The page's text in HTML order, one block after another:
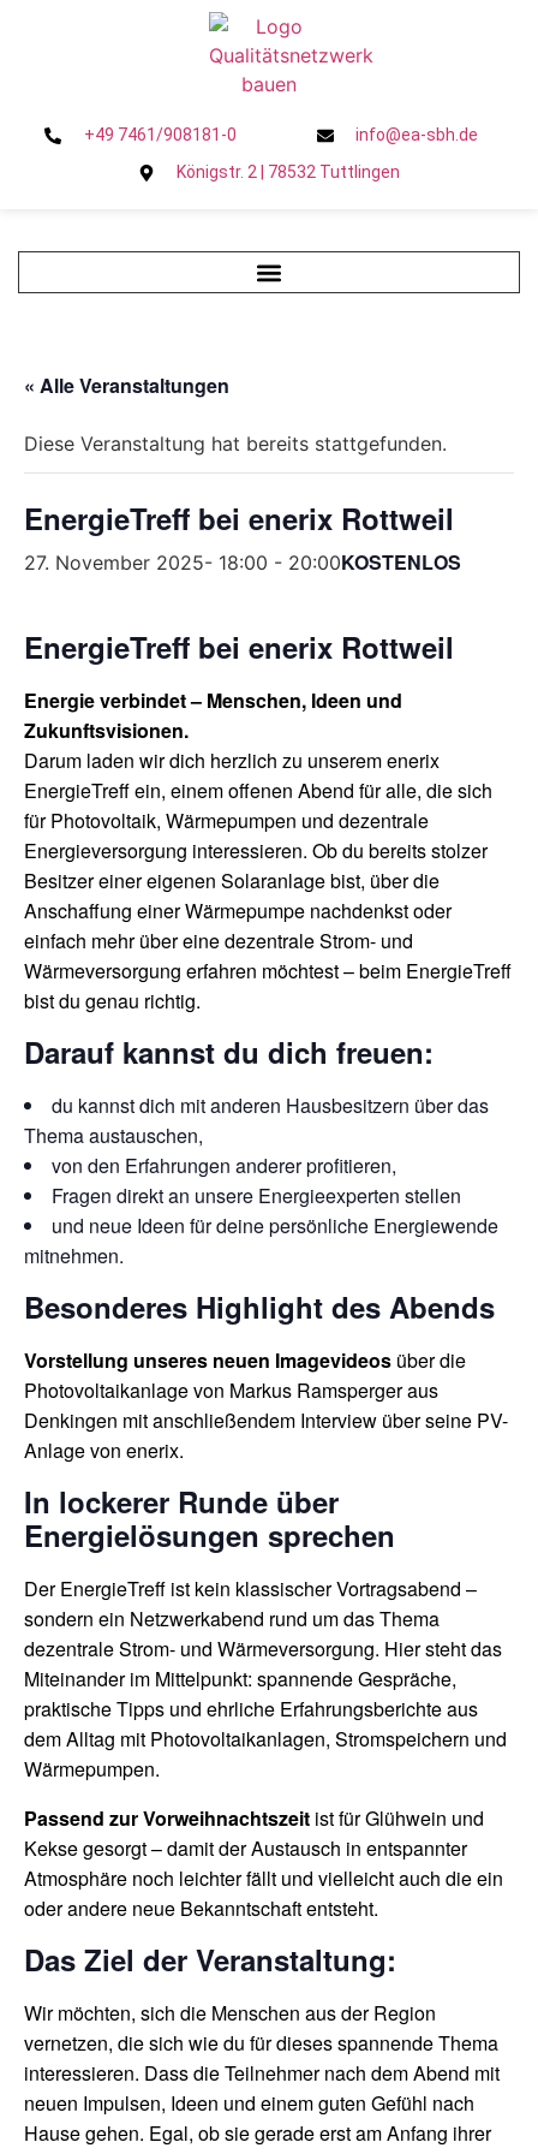
+49 7461/908181-0
info@ea-sbh.de
Königstr. 2 | 78532 Tuttlingen
« Alle Veranstaltungen
Diese Veranstaltung hat bereits stattgefunden.
EnergieTreff bei enerix Rottweil
27. November 2025- 18:00 - 20:00KOSTENLOS
EnergieTreff bei enerix Rottweil
Energie verbindet – Menschen, Ideen und
Zukunftsvisionen.
Darum laden wir dich herzlich zu unserem enerix
EnergieTreff ein, einem offenen Abend für alle, die sich
für Photovoltaik, Wärmepumpen und dezentrale
Energieversorgung interessieren. Ob du bereits stolzer
Besitzer einer eigenen Solaranlage bist, über die
Anschaffung einer Wärmepumpe nachdenkst oder
einfach mehr über eine dezentrale Strom- und
Wärmeversorgung erfahren möchtest – beim EnergieTreff
bist du genau richtig.
Darauf kannst du dich freuen:
du kannst dich mit anderen Hausbesitzern über das
Thema austauschen,
von den Erfahrungen anderer profitieren,
Fragen direkt an unsere Energieexperten stellen
und neue Ideen für deine persönliche Energiewende
mitnehmen.
Besonderes Highlight des Abends
Vorstellung unseres neuen Imagevideos über die
Photovoltaikanlage von Markus Ramsperger aus
Denkingen mit anschließendem Interview über seine PV-
Anlage von enerix.
In lockerer Runde über
Energielösungen sprechen
Der EnergieTreff ist kein klassischer Vortragsabend –
sondern ein Netzwerkabend rund um das Thema
dezentrale Strom- und Wärmeversorgung. Hier steht das
Miteinander im Mittelpunkt: spannende Gespräche,
praktische Tipps und ehrliche Erfahrungsberichte aus
dem Alltag mit Photovoltaikanlagen, Stromspeichern und
Wärmepumpen.
Passend zur Vorweihnachtszeit ist für Glühwein und
Kekse gesorgt – damit der Austausch in entspannter
Atmosphäre noch leichter fällt und vielleicht auch die ein
oder andere neue Bekanntschaft entsteht.
Das Ziel der Veranstaltung:
Wir möchten, sich die Menschen aus der Region
vernetzen, die sich wie du für dieses spannende Thema
interessieren. Dass die Teilnehmer nach dem Abend mit
neuen Impulsen, Ideen und einem guten Gefühl nach
Hause gehen. Egal, ob sie gerade erst am Anfang ihrer